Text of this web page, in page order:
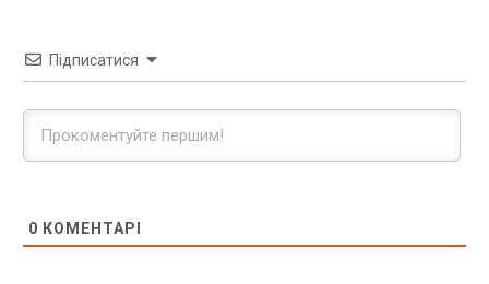
Підписатися
0 КОМЕНТАРІ